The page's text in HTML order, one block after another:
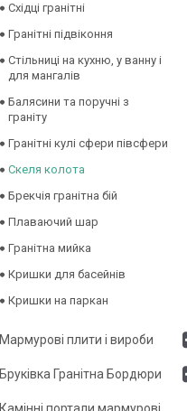
Східці гранітні
Гранітні підвіконня
Стільниці на кухню, у ванну і
для мангалів
Балясини та поручні з
граніту
Гранітні кулі сфери півсфери
Скеля колота
Брекчія гранітна бій
Плаваючий шар
Гранітна мийка
Кришки для басейнів
Кришки на паркан
Мармурові плити і вироби
Бруківка Гранітна Бордюри